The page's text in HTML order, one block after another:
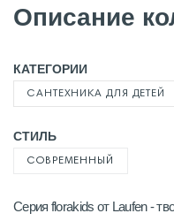
Описание
КАТЕГОРИИ
САНТЕХНИКА ДЛЯ ДЕТЕЙ
СТИЛЬ
СОВРЕМЕННЫЙ
Серия florakids от Laufen -